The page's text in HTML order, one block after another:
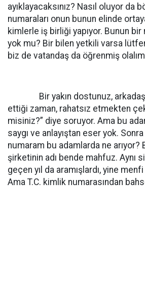
ayıklayacaksınız? Nasıl oluyor da
numaraları onun bunun elinde
kimlerle iş birliği yapıyor. Bunun
yok mu? Bir bilen yetkili varsa
biz de vatandaş da öğrenmiş
Bir yakın dostunuz,
ettiği zaman, rahatsız etmekten
misiniz?” diye soruyor. Ama bu
saygı ve anlayıştan eser yok.
numaram bu adamlarda ne arıyor?
şirketinin adı bende mahfuz. Aynı
geçen yıl da aramışlardı, yine
Ama T.C. kimlik numarasından